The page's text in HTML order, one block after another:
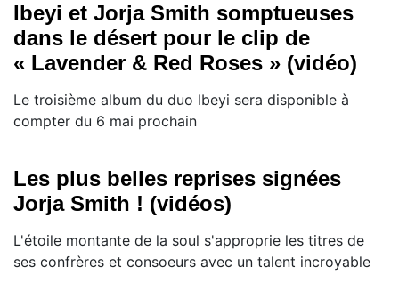
Ibeyi et Jorja Smith somptueuses
dans le désert pour le clip de
« Lavender & Red Roses » (vidéo)
Le troisième album du duo Ibeyi sera disponible à
compter du 6 mai prochain
Les plus belles reprises signées
Jorja Smith ! (vidéos)
L'étoile montante de la soul s'approprie les titres de
ses confrères et consoeurs avec un talent incroyable